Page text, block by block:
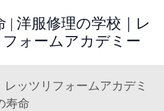
| 洋服修理の学校｜レ
フォームアカデミー
ッツリフォームアカデミ
寿命